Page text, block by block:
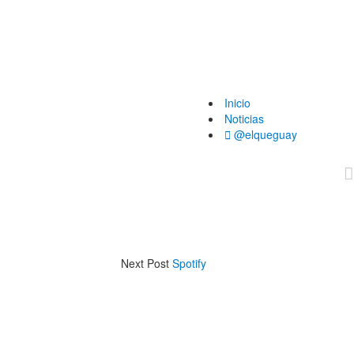
Inicio
Noticias
@elqueguay
Next Post Spotify